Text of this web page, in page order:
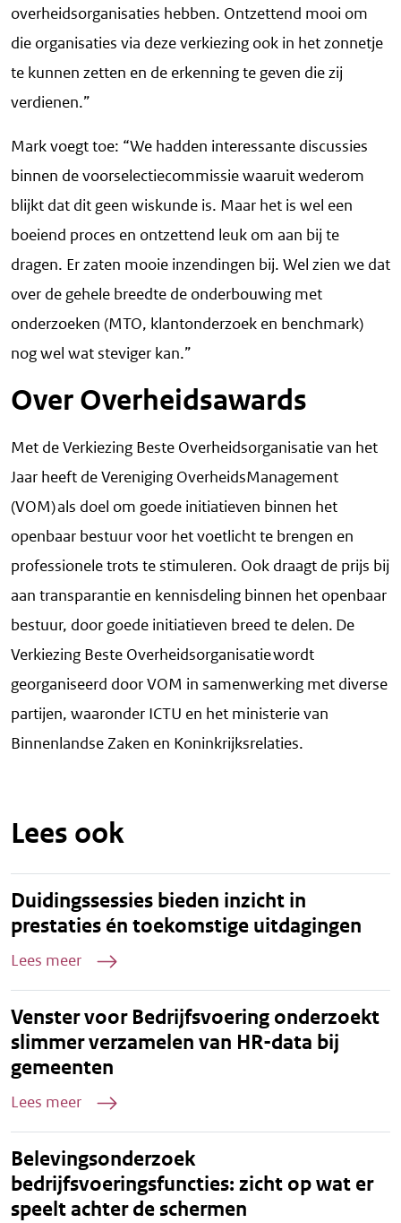
overheidsorganisaties hebben. Ontzettend mooi om
die organisaties via deze verkiezing ook in het zonnetje
te kunnen zetten en de erkenning te geven die zij
verdienen.”
Mark voegt toe: “We hadden interessante discussies
binnen de voorselectiecommissie waaruit wederom
blijkt dat dit geen wiskunde is. Maar het is wel een
boeiend proces en ontzettend leuk om aan bij te
dragen. Er zaten mooie inzendingen bij. Wel zien we dat
over de gehele breedte de onderbouwing met
onderzoeken (MTO, klantonderzoek en benchmark)
nog wel wat steviger kan.”
Over Overheidsawards
Met de Verkiezing Beste Overheidsorganisatie van het
Jaar heeft de Vereniging OverheidsManagement
(VOM) als doel om goede initiatieven binnen het
openbaar bestuur voor het voetlicht te brengen en
professionele trots te stimuleren. Ook draagt de prijs bij
aan transparantie en kennisdeling binnen het openbaar
bestuur, door goede initiatieven breed te delen. De
Verkiezing Beste Overheidsorganisatie wordt
georganiseerd door VOM in samenwerking met diverse
partijen, waaronder ICTU en het ministerie van
Binnenlandse Zaken en Koninkrijksrelaties.
Lees ook
Duidingssessies bieden inzicht in
prestaties én toekomstige uitdagingen
Lees meer
Venster voor Bedrijfsvoering onderzoekt
slimmer verzamelen van HR-data bij
gemeenten
Lees meer
Belevingsonderzoek
bedrijfsvoeringsfuncties: zicht op wat er
speelt achter de schermen